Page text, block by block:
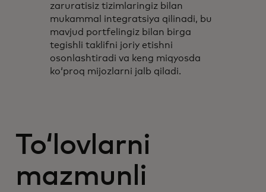
zaruratisiz tizimlaringiz bilan
mukammal integratsiya qilinadi, bu
mavjud portfelingiz bilan birga
tegishli taklifni joriy etishni
osonlashtiradi va keng miqyosda
koʻproq mijozlarni jalb qiladi.
Toʻlovlarni
mazmunli